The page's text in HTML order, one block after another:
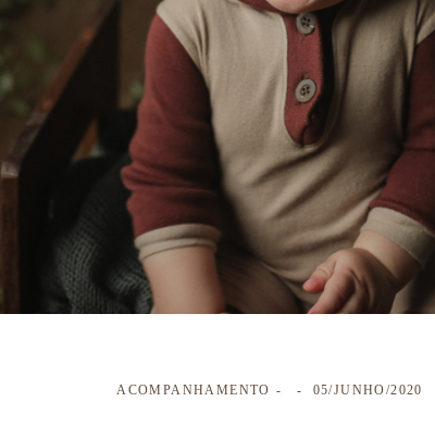
ACOMPANHAMENTO 05/JUNHO/2020